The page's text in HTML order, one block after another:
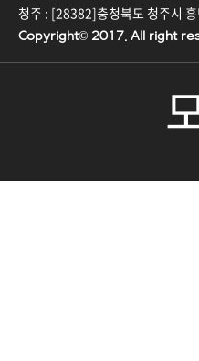
청주 : [28382]충청북도 청주시
Copyright© 2017. All right